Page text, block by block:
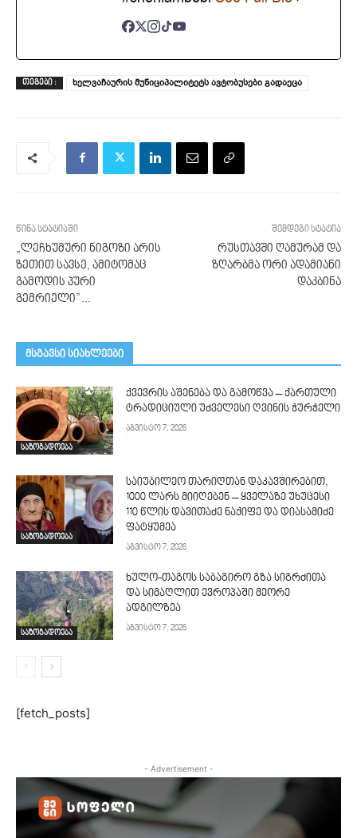
ᲗᲔᲒᲔᲑᲘ : ხელვაჩაურის მუნიციპალიტეტს ავტობუსები გადაეცა
წინა სტატიაში
„ლეჩხუმური ნიგოზი არის
ზეთით სავსე, ამიტომაც
გამოდის პური
გემრიელი”…
შემდეგი სტატია
რუსთავში ღამურამ და
ზღარბმა ორი ადამიანი
დაკბინა
მსგავსი სიახლეები
საზოგადოება
ქვევრის აშენება და გამოწვა – ქართული
ტრადიციული უძველესი ღვინის ჭურჭელი
აგვისტო 7, 2026
საზოგადოება
საიუბილეო თარიღთან დაკავშირებით,
1000 ლარს მიიღებენ – ყველაზე უხუცესი
110 წლის დავითაძე ნაქიფე და დიასამიძე
ფატყუმეა
აგვისტო 7, 2026
საზოგადოება
ხულო-თაგოს საბაგირო გზა სიგრძითა
და სიმაღლით ევროპაში მეორე
ადგილზეა
აგვისტო 7, 2026
[fetch_posts]
- Advertisement -